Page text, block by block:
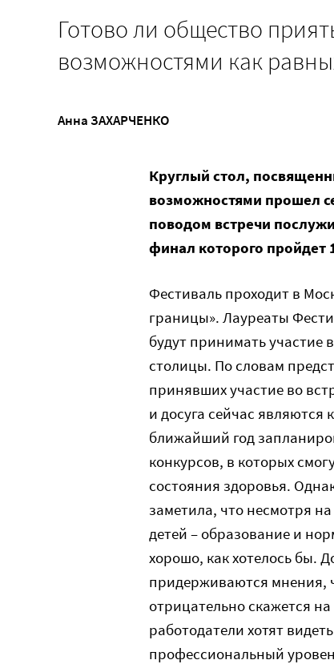
Готово ли общество
возможностями как
Анна ЗАХАРЧЕНКО
Круглый стол,
возможностями прошел
поводом встречи
финал которого пройдет
Фестиваль проходит в
границы». Лауреаты
будут принимать участие
столицы. По словам
принявших участие во
и досуга сейчас
ближайший год
конкурсов, в которых
состояния здоровья.
заметила, что несмотря
детей – образование и
хорошо, как хотелось бы.
придерживаются мнения,
отрицательно скажется
работодатели хотят
профессиональный